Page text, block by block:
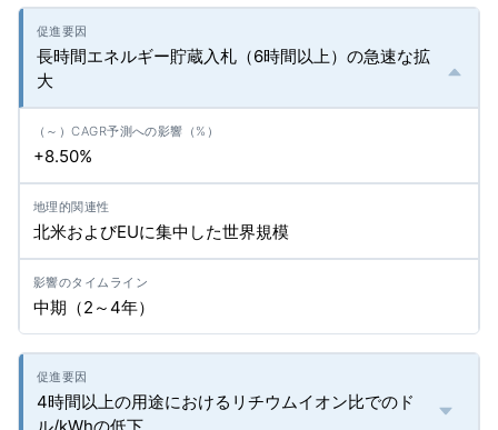
長時間エネルギー貯蔵入札（6時間以上）の急速な拡
大
+8.50%
北米およびEUに集中した世界規模
中期（2～4年）
4時間以上の用途におけるリチウムイオン比でのド